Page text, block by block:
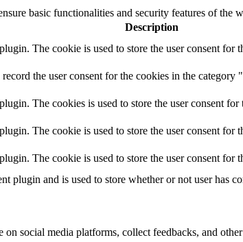
basic functionalities and security features of the
Description
The cookie is used to store the user consent for
the user consent for the cookies in the category
The cookies is used to store the user consent
The cookie is used to store the user consent for
The cookie is used to store the user consent for
plugin and is used to store whether or not user has
social media platforms, collect feedbacks, and